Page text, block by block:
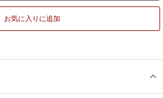
お気に入りに追加